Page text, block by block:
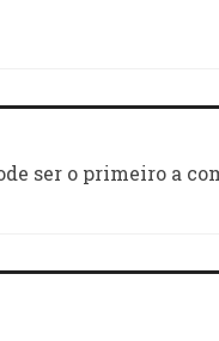
ser o primeiro a